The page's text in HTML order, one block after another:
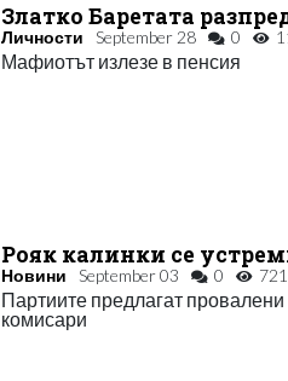
Златко Баретата
Личности September 28 0
Мафиотът излезе в пенсия
Рояк калинки се
Новини September 03 0 721
Партиите предлагат
комисари